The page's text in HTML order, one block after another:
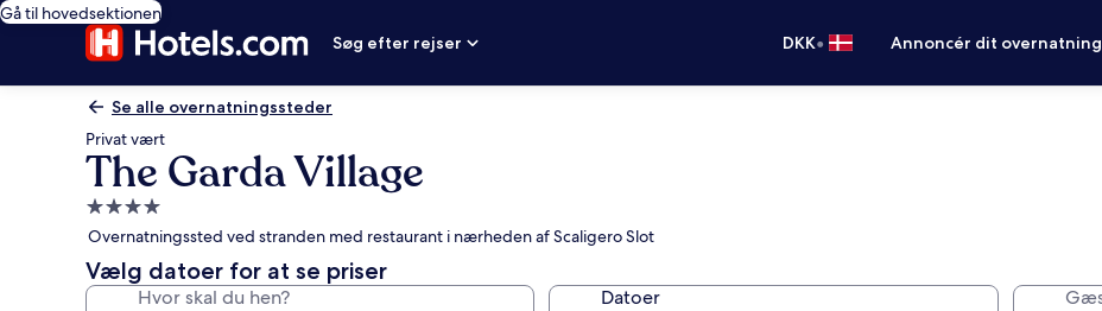
Gå til hovedsektionen
Søg efter rejser
DKK• Annoncér dit
Se alle overnatningssteder
Privat vært
The Garda Village
4.0-
stjernet
overnatningssted
Overnatningssted ved stranden med restaurant i nærheden af Scaligero Slot
Vælg datoer for at se priser
Hvor skal du hen? Datoer